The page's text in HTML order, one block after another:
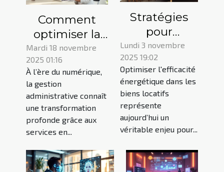
Comment
optimiser la
gestion
administrative
grâce aux
services en
ligne ?
Mardi 18 novembre
2025 01:16
À l’ère du numérique,
la gestion
administrative connaît
une transformation
profonde grâce aux
services en...
Stratégies
pour
maximiser
l'efficacité
énergétique
dans les
biens locatifs
Lundi 3 novembre
2025 19:02
Optimiser l'efficacité
énergétique dans les
biens locatifs
représente
aujourd’hui un
véritable enjeu pour...